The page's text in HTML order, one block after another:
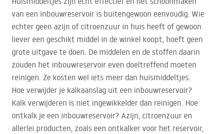
van een inbouwreservoir is buitengewoon eenvoudig. Wie
echter geen azijn of citroenzuur in huis heeft of gewoon
liever een geschikt middel in de winkel koopt, hoeft geen
grote uitgave te doen. De middelen en de stoffen daarin
zouden het inbouwreservoir even doeltreffend moeten
reinigen. Ze kosten wel iets meer dan huismiddeltjes.
Hoe verwijder je kalkaanslag uit een inbouwreservoir?
Kalk verwijderen is niet ingewikkelder dan reinigen. Hoe
ontkalk je een inbouwreservoir? Azijn, citroenzuur en
allerlei producten, zoals een ontkalker voor het reservoir,